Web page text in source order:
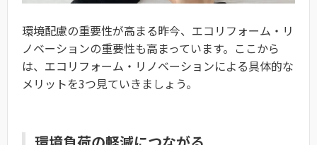
環境配慮の重要性が高まる昨今、エコリフォーム・リ
ノベーションの重要性も高まっています。ここから
は、エコリフォーム・リノベーションによる具体的な
メリットを3つ見ていきましょう。